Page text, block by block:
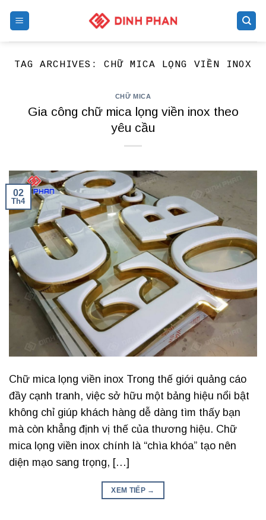
TAG ARCHIVES:CHỮ MICA LỌNG VIỀN INOX
CHỮ MICA
Gia công chữ mica lọng viền inox theo
yêu cầu
02
Th4
Chữ mica lọng viền inox Trong thế giới quảng cáo
đầy cạnh tranh, việc sở hữu một bảng hiệu nổi bật
không chỉ giúp khách hàng dễ dàng tìm thấy bạn
mà còn khẳng định vị thế của thương hiệu. Chữ
mica lọng viền inox chính là “chìa khóa” tạo nên
diện mạo sang trọng, […]
XEM TIẾP →